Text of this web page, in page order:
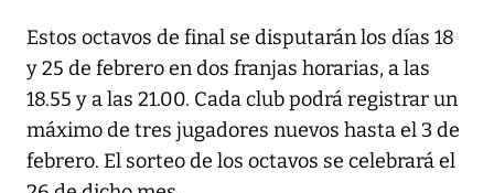
Estos octavos de final se disputarán los días 18
y 25 de febrero en dos franjas horarias, a las
18.55 y a las 21.00. Cada club podrá registrar un
máximo de tres jugadores nuevos hasta el 3 de
febrero. El sorteo de los octavos se celebrará el